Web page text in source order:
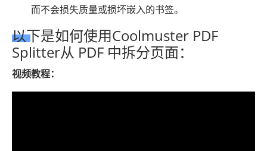
而不会损失质量或损坏嵌入的书签。
以下是如何使用Coolmuster PDF
Splitter从 PDF 中拆分页面：
视频教程：